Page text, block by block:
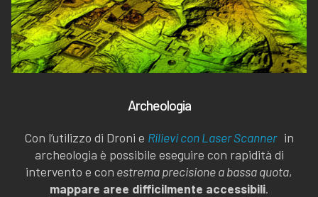
Archeologia
Con l’utilizzo di Droni e Rilievi con Laser Scanner in
archeologia è possibile eseguire con rapidità di
intervento e con estrema precisione a bassa quota,
mappare aree difficilmente accessibili.